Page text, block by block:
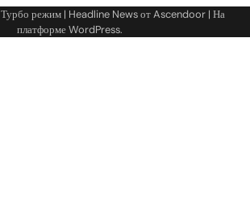
Турбо режим | Headline News отAscendoor | На
платформеWordPress.